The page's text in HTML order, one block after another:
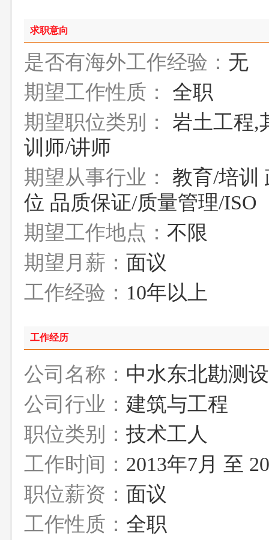
求职意向
是否有海外工作经验： 无
期望工作性质：
全职
期望职位类别：
岩土工程,
训师/讲师
期望从事行业：
教育/培训
位 品质保证/质量管理/ISO
期望工作地点： 不限
期望月薪： 面议
工作经验： 10年以上
工作经历
公司名称： 中水东北勘测
公司行业： 建筑与工程
职位类别： 技术工人
工作时间： 2013年7月 至
职位薪资： 面议
工作性质： 全职